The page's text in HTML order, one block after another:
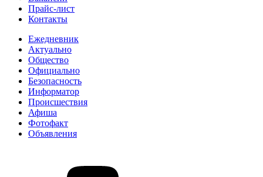
Прайс-лист
Контакты
Ежедневник
Актуально
Общество
Официально
Безопасность
Информатор
Происшествия
Афиша
Фотофакт
Объявления